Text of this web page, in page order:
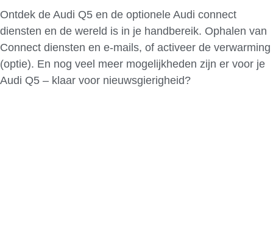
Ontdek de Audi Q5 en de optionele Audi connect
diensten en de wereld is in je handbereik. Ophalen van
Connect diensten en e-mails, of activeer de verwarming
(optie). En nog veel meer mogelijkheden zijn er voor je
Audi Q5 – klaar voor nieuwsgierigheid?